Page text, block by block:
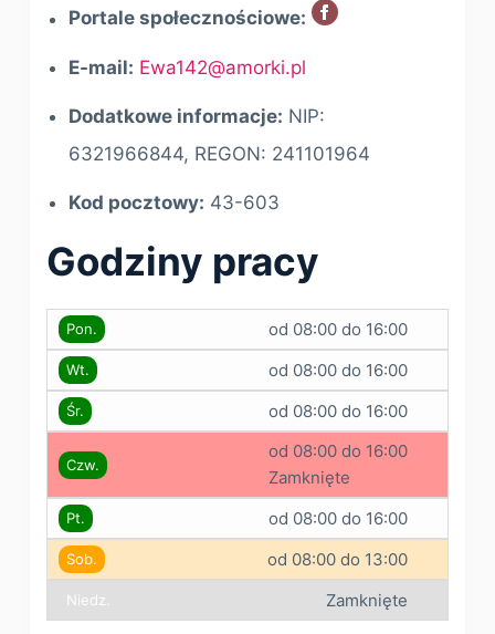
Portale społecznościowe:
E-mail: Ewa142@amorki.pl
Dodatkowe informacje: NIP:
6321966844, REGON: 241101964
Kod pocztowy: 43-603
Godziny pracy
Pon. od 08:00 do 16:00
Wt. od 08:00 do 16:00
Śr. od 08:00 do 16:00
Czw.
od 08:00 do 16:00
Zamknięte
Pt. od 08:00 do 16:00
Sob. od 08:00 do 13:00
Niedz. Zamknięte